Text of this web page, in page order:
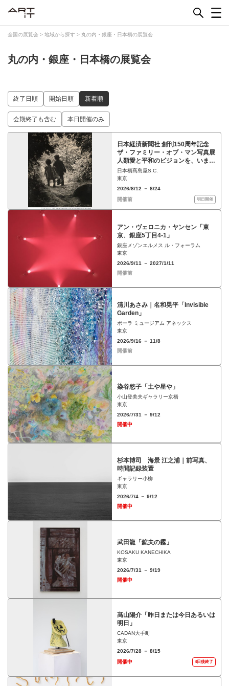
全国の展覧会 > 地域から探す > 丸の内・銀座・日本橋の展覧会
丸の内・銀座・日本橋の展覧会
終了日順 開始日順 新着順
会期終了も含む 本日開催のみ
日本経済新聞社 創刊150周年記念
ザ・ファミリー・オブ・マン写真展
人類愛と平和のビジョンを、いま再
び
日本橋髙島屋S.C.
東京
2026/8/12 － 8/24
開催前
明日開催
アン・ヴェロニカ・ヤンセン「東
京、銀座5丁目4-1」
銀座メゾンエルメス ル・フォーラム
東京
2026/9/11 － 2027/1/11
開催前
清川あさみ｜名和晃平「Invisible
Garden」
ポーラ ミュージアム アネックス
東京
2026/9/16 － 11/8
開催前
染谷悠子「土や星や」
小山登美夫ギャラリー京橋
東京
2026/7/31 － 9/12
開催中
杉本博司 海景 江之浦｜前写真、
時間記録装置
ギャラリー小柳
東京
2026/7/4 － 9/12
開催中
武田龍「鉱夫の霧」
KOSAKU KANECHIKA
東京
2026/7/31 － 9/19
開催中
髙山陽介「昨日または今日あるいは
明日」
CADAN大手町
東京
2026/7/28 － 8/15
開催中
4日後終了